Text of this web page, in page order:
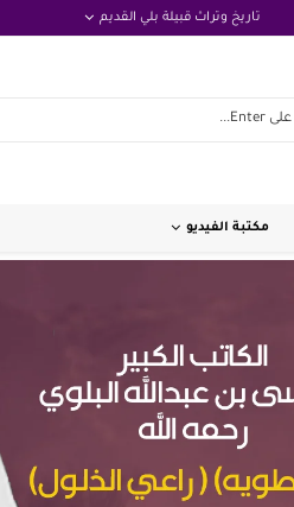
تاريخ وتراث قبيلة بلي القديم
مكتبة الفيديو